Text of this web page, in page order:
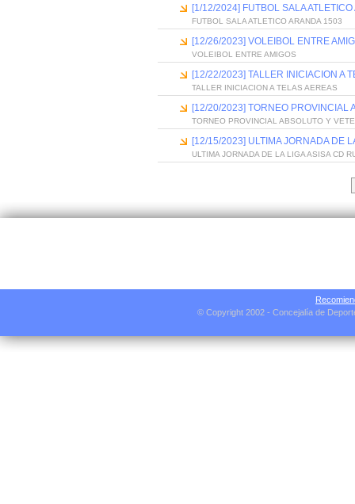
[1/12/2024] FUTBOL SALA
FUTBOL SALA ATLETICO ARANDA 1503
[12/26/2023] VOLEIBOL ENTRE
VOLEIBOL ENTRE AMIGOS
[12/22/2023] TALLER INICIACION A
TALLER INICIACION A TELAS AEREAS
[12/20/2023] TORNEO PROVINCIAL
TORNEO PROVINCIAL ABSOLUTO Y
[12/15/2023] ULTIMA JORNADA DE
ULTIMA JORNADA DE LA LIGA ASISA CD
© Copyright 2002 - Concejalía de